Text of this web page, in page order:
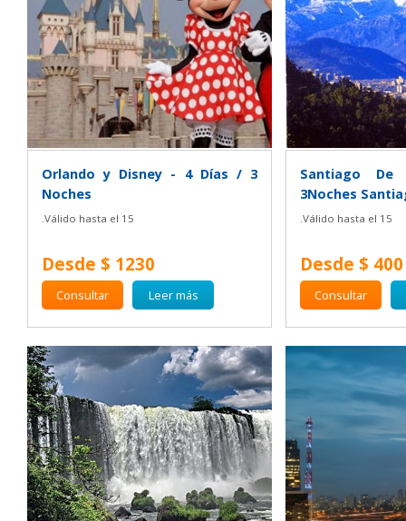
Orlando y Disney - 4 Días / 3
Noches
.Válido hasta el 15
Desde $ 1230
Consultar Leer más
Santiago
3Noches
.Válido hasta el 15
Desde $ 400
Consultar